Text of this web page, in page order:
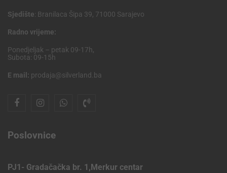
Sjedište: Branilaca Šipa 39, 71000 Sarajevo
Radno vrijeme:
Ponedjeljak – petak 09-17h,
Subota: 09-15h
E mail: prodaja@silverland.ba
Poslovnice
PJ1- Gradačačka br. 1,Merkur centar